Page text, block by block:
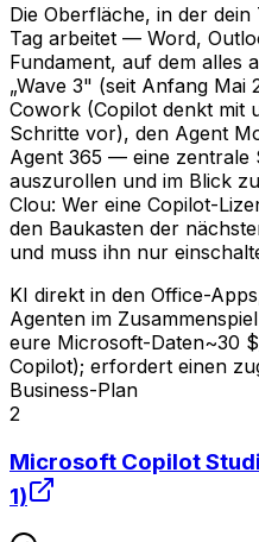
Die Oberfläche, in der
Tag arbeitet — Word,
Fundament, auf dem alles
„Wave 3" (seit Anfang Mai
Cowork (Copilot denkt mit
Schritte vor), den Agent
Agent 365 — eine zentrale
auszurollen und im Blick
Clou: Wer eine Copilot-
den Baukasten der
und muss ihn nur
KI direkt in den Office-
Agenten im
eure Microsoft-Daten~30
Copilot); erfordert einen
Business-Plan
2
Microsoft Copilot
1)